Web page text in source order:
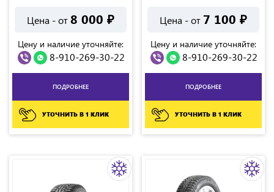
Цена - от8 000 ₽
Цену и наличие уточняйте:
8-910-269-30-22
ПОДРОБНЕЕ
УТОЧНИТЬ В 1 КЛИК
Цена - от 7 100 ₽
Цену и наличие уточняйте:
8-910-269-30-22
ПОДРОБНЕЕ
УТОЧНИТЬ В 1 КЛИК